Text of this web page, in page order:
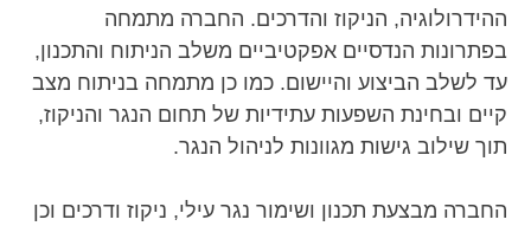
ההידרולוגיה, הניקוז והדרכים. החברה מתמחה
בפתרונות הנדסיים אפקטיביים משלב הניתוח והתכנון,
עד לשלב הביצוע והיישום. כמו כן מתמחה בניתוח מצב
קיים ובחינת השפעות עתידיות של תחום הנגר והניקוז,
תוך שילוב גישות מגוונות לניהול הנגר.
החברה מבצעת תכנון ושימור נגר עילי, ניקוז ודרכים וכן